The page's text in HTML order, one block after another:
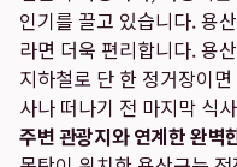
인기를 끌고 있습니다. 용
라면 더욱 편리합니다. 용
지하철로 단 한 정거장이
사나 떠나기 전 마지막 식
주변 관광지와 연계한 완벽